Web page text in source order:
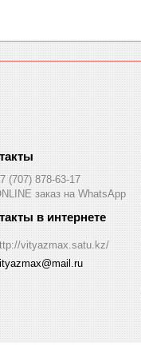
(707) 878-63-17
заказ на WhatsApp
vityazmax.satu.kz/